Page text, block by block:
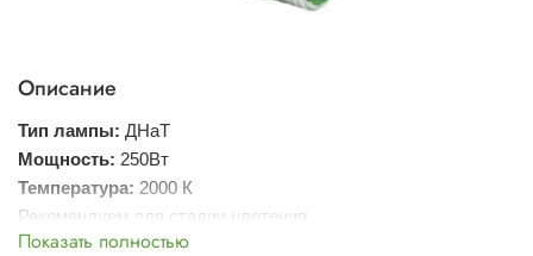
Описание
Тип лампы: ДНаТ
Мощность: 250Вт
Температура: 2000 К
Рекомендуем для стадии цветения
Показать полностью